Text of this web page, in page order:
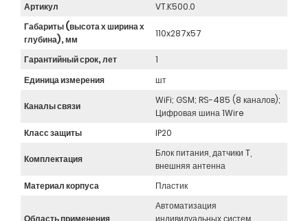
Артикул
VT.K500.0
Габариты (высота х ширина х
глубина), мм
110x287x57
Гарантийный срок, лет
1
Единица измерения
шт
Каналы связи
WiFi; GSM; RS-485 (8 каналов);
Цифровая шина 1Wire
Класс защиты
IP20
Комплектация
Блок питания, датчики T,
внешняя антенна
Материал корпуса
Пластик
Область применения
Автоматизация
индивидуальных систем